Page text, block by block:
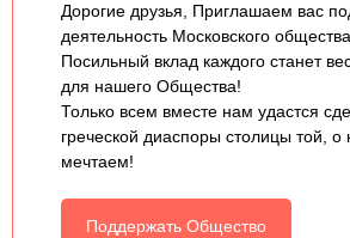
Дорогие друзья, Приглашаем вас
деятельность Московского
Посильный вклад каждого станет
для нашего Общества!
Только всем вместе нам удастся
греческой диаспоры столицы той, о
мечтаем!
Поддержать Общество